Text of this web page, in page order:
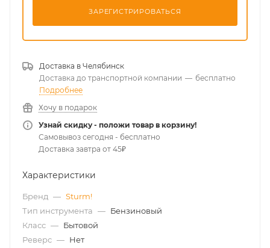
ЗАРЕГИСТРИРОВАТЬСЯ
Доставка в Челябинск
Доставка до транспортной компании — бесплатно
Подробнее
Хочу в подарок
Узнай скидку - положи товар в корзину!
Самовывоз сегодня - бесплатно
Доставка завтра от 45₽
Характеристики
Бренд — Sturm!
Тип инструмента — Бензиновый
Класс — Бытовой
Реверс — Нет